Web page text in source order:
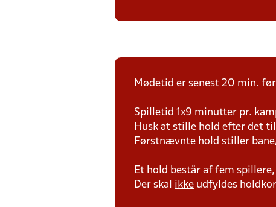
Mødetid er senest 20 min.
Spilletid 1x9 minutter pr.
Husk at stille hold efter det
Førstnævnte hold stiller
Et hold består af fem
Der skal ikke udfyldes